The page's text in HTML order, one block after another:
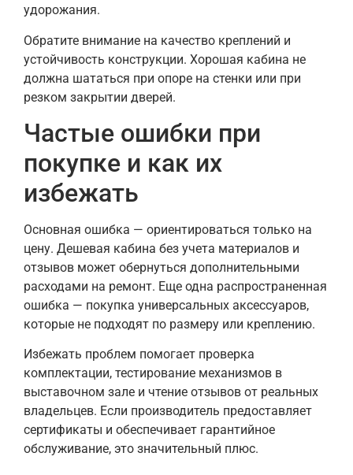
удорожания.
Обратите внимание на качество креплений и
устойчивость конструкции. Хорошая кабина не
должна шататься при опоре на стенки или при
резком закрытии дверей.
Частые ошибки при
покупке и как их
избежать
Основная ошибка — ориентироваться только на
цену. Дешевая кабина без учета материалов и
отзывов может обернуться дополнительными
расходами на ремонт. Еще одна распространенная
ошибка — покупка универсальных аксессуаров,
которые не подходят по размеру или креплению.
Избежать проблем помогает проверка
комплектации, тестирование механизмов в
выставочном зале и чтение отзывов от реальных
владельцев. Если производитель предоставляет
сертификаты и обеспечивает гарантийное
обслуживание, это значительный плюс.